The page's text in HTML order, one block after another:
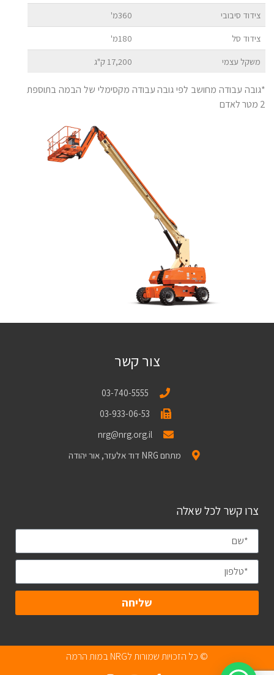
צידוד סיבובי
360מ'
צידוד סל
180מ'
משקל עצמי
17,200 ק"ג
*גובה עבודה מחושב לפי גובה עבודה מקסימלי של הבמה בתוספת
2 מטר לאדם
צור קשר
03-740-5555
03-933-06-53
nrg@nrg.org.il
מתחם NRG דוד אלעזר, אור יהודה
צרו קשר לכל שאלה
שליחה
© כל הזכויות שמורות לNRG במות הרמה